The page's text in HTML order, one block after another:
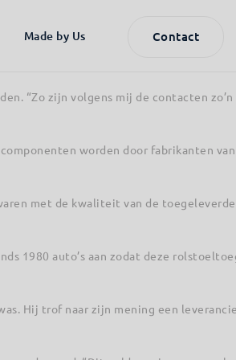
Made by Us Contact
producten en diensten aan
die hij vooraf had van ons als
“Zo zijn volgens mij de contacten
worden door fabrikanten
met de kwaliteit van de
1980 auto’s aan zodat deze
Hij trof naar zijn mening een